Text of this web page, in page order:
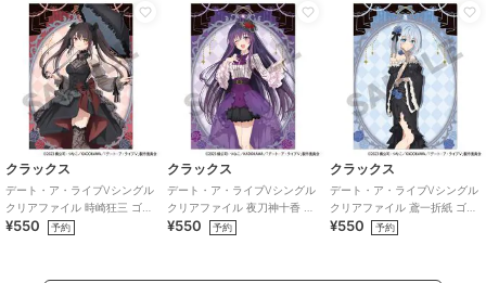
クラックス
デート・ア・ライブVシングル
クリアファイル 時崎狂三 ゴシ
ックドール
¥550 予約
クラックス
デート・ア・ライブVシングル
クリアファイル 夜刀神十香 ゴ
シックドール
¥550 予約
クラックス
デート・ア・ライブVシングル
クリアファイル 鳶一折紙 ゴシ
ックドール
¥550 予約